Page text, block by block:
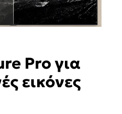
Pro για
εικόνες